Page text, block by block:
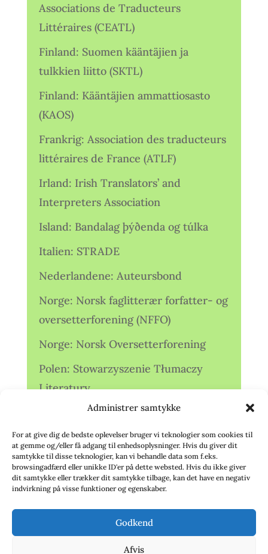
Administrer samtykke
For at give dig de bedste oplevelser bruger vi teknologier som cookies til
at gemme og/eller få adgang til enhedsoplysninger. Hvis du giver dit
samtykke til disse teknologier, kan vi behandle data som f.eks.
browsingadfærd eller unikke ID'er på dette websted. Hvis du ikke giver
dit samtykke eller trækker dit samtykke tilbage, kan det have en negativ
indvirkning på visse funktioner og egenskaber.
Godkend
Afvis
Associations de Traducteurs
Littéraires (CEATL)
Finland: Suomen kääntäjien ja
tulkkien liitto (SKTL)
Finland: Kääntäjien ammattiosasto
(KAOS)
Frankrig: Association des traducteurs
littéraires de France (ATLF)
Irland: Irish Translators’ and
Interpreters Association
Island: Bandalag þýðenda og túlka
Italien: STRADE
Nederlandene: Auteursbond
Norge: Norsk faglitterær forfatter- og
oversetterforening (NFFO)
Norge: Norsk Oversetterforening
Polen: Stowarzyszenie Tłumaczy
Literatury
Storbritannien: Translators
Association (TA)
Sverige: Översättarsektionen (Ö.)
Sverige: Översättarcentrum (ÖC)
deutschsprachiger Übersetzer (VdÜ)